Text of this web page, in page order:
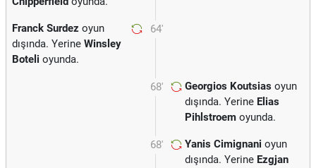
64'
Franck Surdez oyun
dışında. Yerine Winsley
Boteli oyunda.
68' Georgios Koutsias oyun
dışında. Yerine Elias
Pihlstroem oyunda.
68' Yanis Cimignani oyun
dışında. Yerine Ezgjan